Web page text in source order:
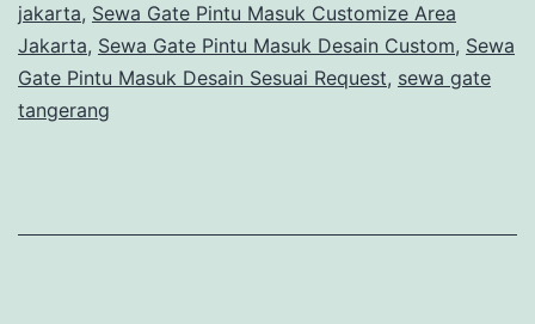
jakarta, Sewa Gate Pintu Masuk Customize Area
Jakarta, Sewa Gate Pintu Masuk Desain Custom, Sewa
Gate Pintu Masuk Desain Sesuai Request, sewa gate
tangerang